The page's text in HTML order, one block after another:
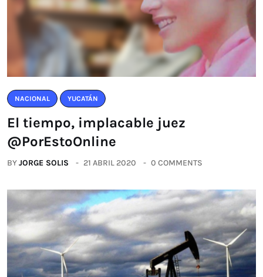
NACIONAL YUCATÁN
El tiempo, implacable juez
@PorEstoOnline
BYJORGE SOLIS 21 ABRIL 2020 0 COMMENTS